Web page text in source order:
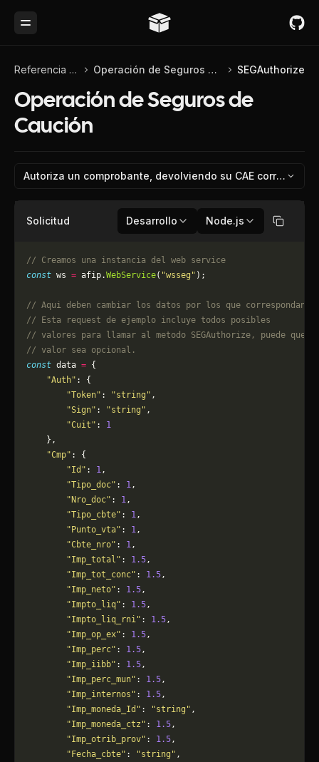
Toggle Menu
Referencia de API Operación de Seguros de Caución SEGAuthorize
Operación de Seguros de
Caución
Autoriza un comprobante, devolviendo su CAE
Solicitud Desarrollo Node.js Copiar
// Creamos una instancia del web service
const ws = afip.WebService( "wsseg" );
// Aqui deben cambiar los datos por los que correspondan.
// Esta request de ejemplo incluye todos posibles
// valores para llamar al metodo SEGAuthorize, puede que
// valor sea opcional.
const data = {
    "Auth"
: {
        "Token"
: "string" ,
        "Sign"
: "string" ,
        "Cuit"
: 1
    },
    "Cmp"
: {
        "Id"
: 1,
        "Tipo_doc"
: 1,
        "Nro_doc"
: 1,
        "Tipo_cbte"
: 1,
        "Punto_vta"
: 1,
        "Cbte_nro"
: 1,
        "Imp_total"
: 1.5,
        "Imp_tot_conc"
: 1.5,
        "Imp_neto"
: 1.5,
        "Impto_liq"
: 1.5,
        "Impto_liq_rni"
: 1.5,
        "Imp_op_ex"
: 1.5,
        "Imp_perc"
: 1.5,
        "Imp_iibb"
: 1.5,
        "Imp_perc_mun"
: 1.5,
        "Imp_internos"
: 1.5,
        "Imp_moneda_Id"
: "string" ,
        "Imp_moneda_ctz"
: 1.5,
        "Imp_otrib_prov"
: 1.5,
        "Fecha_cbte"
: "string" ,